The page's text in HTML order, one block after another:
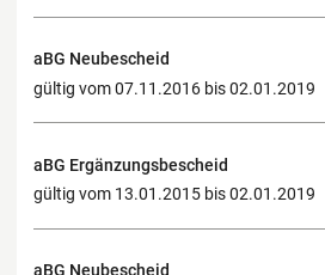
aBG Neubescheid
gültig vom 07.11.2016 bis 02.01.2019
aBG Ergänzungsbescheid
gültig vom 13.01.2015 bis 02.01.2019
aBG Neubescheid